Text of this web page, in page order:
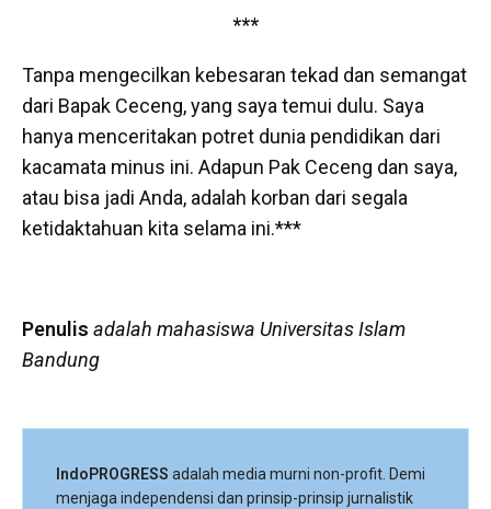
***
Tanpa mengecilkan kebesaran tekad dan semangat
dari Bapak Ceceng, yang saya temui dulu. Saya
hanya menceritakan potret dunia pendidikan dari
kacamata minus ini. Adapun Pak Ceceng dan saya,
atau bisa jadi Anda, adalah korban dari segala
ketidaktahuan kita selama ini.***
Penulis adalah mahasiswa Universitas Islam
Bandung
IndoPROGRESS adalah media murni non-profit. Demi
menjaga independensi dan prinsip-prinsip jurnalistik